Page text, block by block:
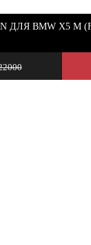
ДЛЯ BMW X5 M